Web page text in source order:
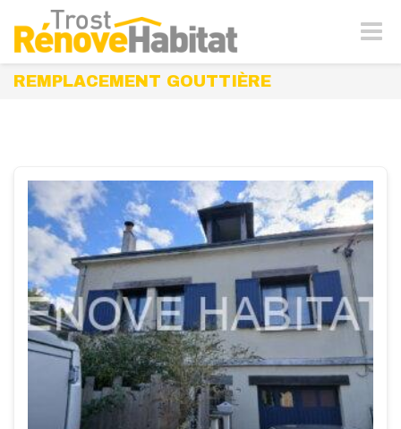
-
REMPLACEMENT GOUTTIÈRE